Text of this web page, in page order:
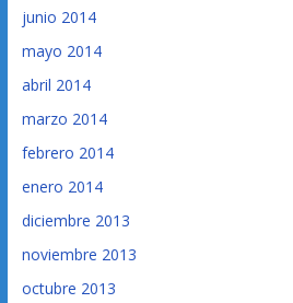
junio 2014
mayo 2014
abril 2014
marzo 2014
febrero 2014
enero 2014
diciembre 2013
noviembre 2013
octubre 2013